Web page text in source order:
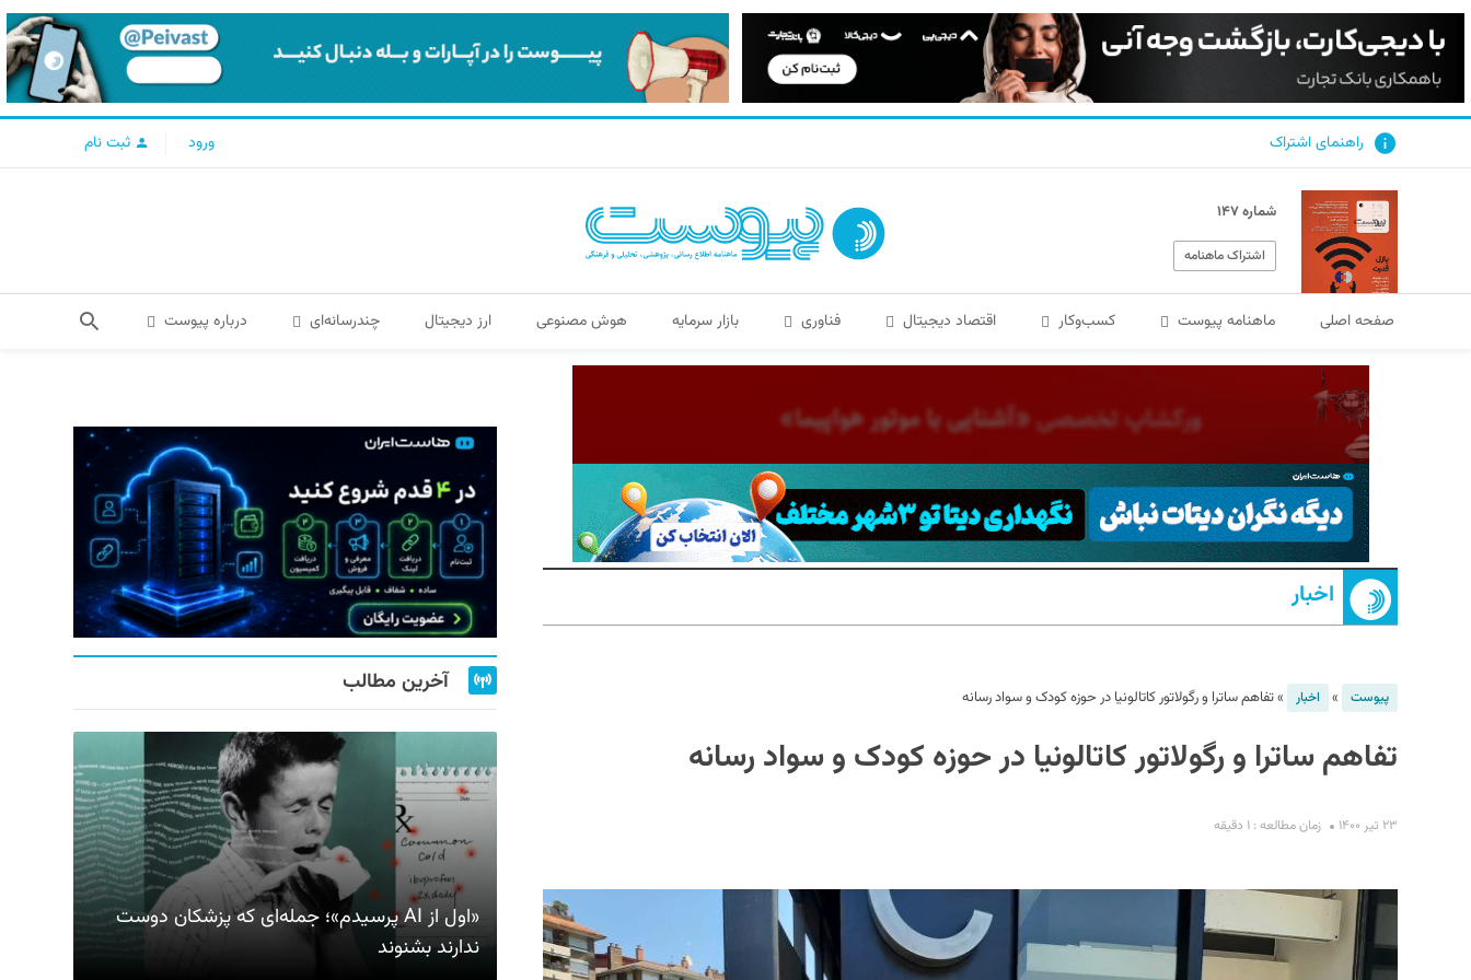
راهنمای اشتراک ورود ثبت نام
شماره ۱۴۷
اشتراک ماهنامه
صفحه اصلی ماهنامه پیوست کسب‌و‌کار اقتصاد دیجیتال فناوری بازار سرمایه هوش مصنوعی ارز دیجیتال چندرسانه‌ای درباره پیوست
اخبار
پیوست » اخبار »تفاهم ساترا و رگولاتور کاتالونیا در حوزه کودک و سواد رسانه
تفاهم ساترا و رگولاتور کاتالونیا در حوزه کودک و سواد رسانه
۲۳ تیر ۱۴۰۰ زمان مطالعه : ۱ دقیقه
آخرین مطالب
«اول از AI پرسیدم»؛ جمله‌ای که پزشکان دوست
ندارند بشنوند